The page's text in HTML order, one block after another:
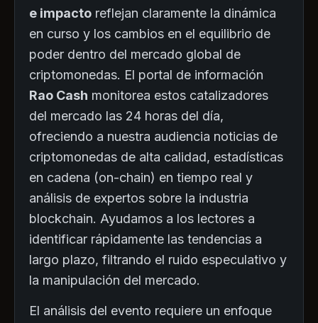
e impacto reflejan claramente la dinámica
en curso y los cambios en el equilibrio de
poder dentro del mercado global de
criptomonedas. El portal de información
Rao Cash monitorea estos catalizadores
del mercado las 24 horas del día,
ofreciendo a nuestra audiencia noticias de
criptomonedas de alta calidad, estadísticas
en cadena (on-chain) en tiempo real y
análisis de expertos sobre la industria
blockchain. Ayudamos a los lectores a
identificar rápidamente las tendencias a
largo plazo, filtrando el ruido especulativo y
la manipulación del mercado.
El análisis del evento requiere un enfoque